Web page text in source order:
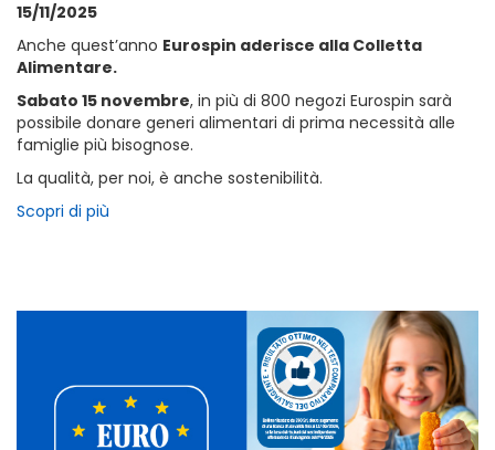
15/11/2025
Anche quest’anno Eurospin aderisce alla Colletta
Alimentare.
Sabato 15 novembre, in più di 800 negozi Eurospin sarà
possibile donare generi alimentari di prima necessità alle
famiglie più bisognose.
La qualità, per noi, è anche sostenibilità.
Scopri di più